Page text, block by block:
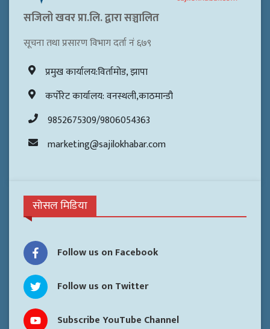
सजिलो खवर प्रा.लि. द्वारा सञ्चालित
सूचना तथा प्रसारण विभाग दर्ता नं ६७९
प्रमुख कार्यालय:विर्तामोड, झापा
कर्पोरेट कार्यालय: वनस्थली,काठमान्डौ
9852675309/9806054363
marketing@sajilokhabar.com
सोसल मिडिया
Follow us on Facebook
Follow us on Twitter
Subscribe YouTube Channel